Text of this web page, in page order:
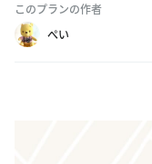
このプランの作者
ぺい